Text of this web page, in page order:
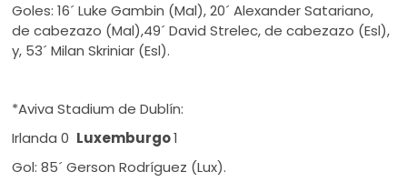
Goles: 16´ Luke Gambin (Mal), 20´ Alexander Satariano,
de cabezazo (Mal),49´ David Strelec, de cabezazo (Esl),
y, 53´ Milan Skriniar (Esl).
*Aviva Stadium de Dublín:
Irlanda 0 Luxemburgo1
Gol: 85´ Gerson Rodríguez (Lux).